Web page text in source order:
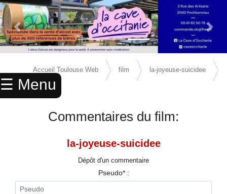
☰ Menu
× ACCUEIL
ANNUAIRE
SPORTS
Previous Slide Next
Accueil Toulouse Web film la-joyeuse-suicidee
avis
Commentaires du film:
la-joyeuse-suicidee
Dépôt d'un commentaire
Pseudo* :